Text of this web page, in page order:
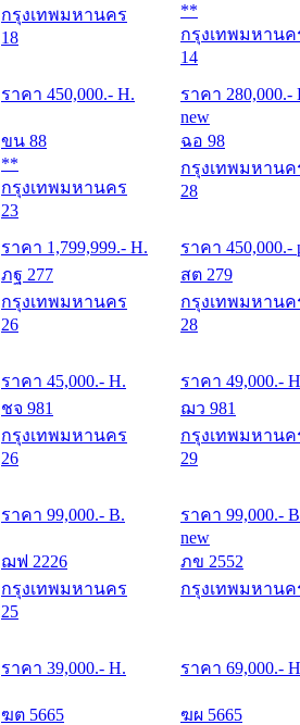
กรุงเทพมหานคร
18
ราคา 450,000.- H.
**
กรุงเทพมหานค
14
ราคา 280,000.-
ขน 88
**
กรุงเทพมหานคร
23
ราคา 1,799,999.- H.
new
ฉอ 98
กรุงเทพมหานค
28
ราคา 450,000.-
ภฐ 277
กรุงเทพมหานคร
26
ราคา 45,000.- H.
สต 279
กรุงเทพมหานค
28
ราคา 49,000.-
ชจ 981
กรุงเทพมหานคร
26
ราคา 99,000.- B.
ฌว 981
กรุงเทพมหานค
29
ราคา 99,000.-
ฌฟ 2226
กรุงเทพมหานคร
25
ราคา 39,000.- H.
new
ภข 2552
กรุงเทพมหานค
ราคา 69,000.-
ฆต 5665
ฆผ 5665